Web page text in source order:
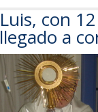
Luis, con
llegado a